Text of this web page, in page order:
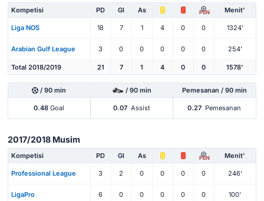
Kompetisi PD Gl As PEN Menit'
Liga NOS 18 7 1 4 0 0 1324'
Arabian Gulf League 3 0 0 0 0 0 254'
Total 2018/2019 21 7 1 4 0 0 1578'
/ 90 min / 90 min Pemesanan / 90 min
0.48 Goal 0.07 Assist 0.27 Pemesanan
2017/2018 Musim
Kompetisi PD Gl As PEN Menit'
Professional League 3 2 0 0 0 0 246'
LigaPro 6 0 0 0 0 0 100'